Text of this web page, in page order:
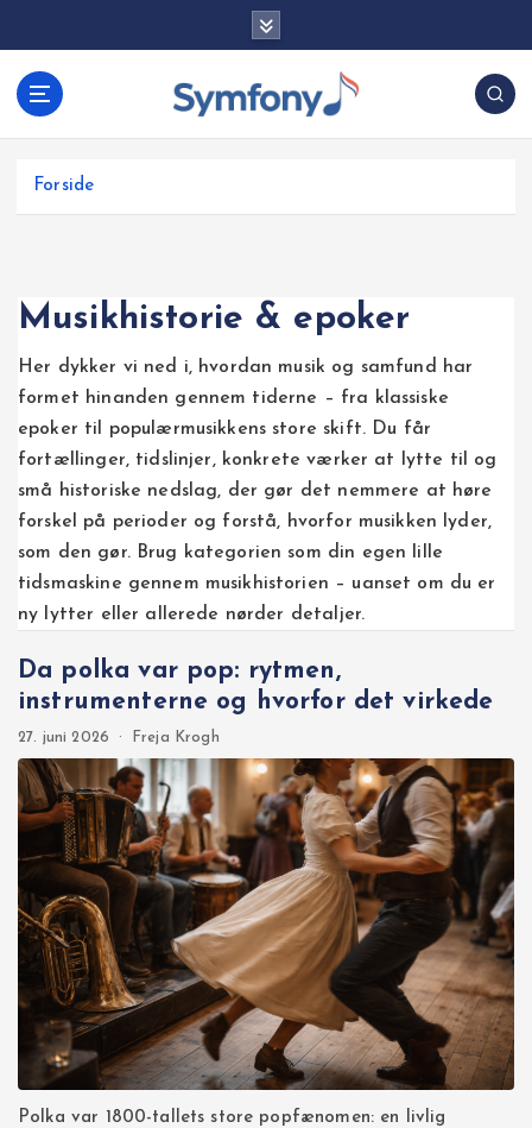
Forside
Musikhistorie & epoker
Her dykker vi ned i, hvordan musik og samfund har
formet hinanden gennem tiderne – fra klassiske
epoker til populærmusikkens store skift. Du får
fortællinger, tidslinjer, konkrete værker at lytte til og
små historiske nedslag, der gør det nemmere at høre
forskel på perioder og forstå, hvorfor musikken lyder,
som den gør. Brug kategorien som din egen lille
tidsmaskine gennem musikhistorien – uanset om du er
ny lytter eller allerede nørder detaljer.
Da polka var pop: rytmen,
instrumenterne og hvorfor det virkede
27. juni 2026 · Freja Krogh
Polka var 1800-tallets store popfænomen: en livlig